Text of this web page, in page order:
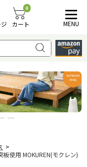
0
カート MENU
>
使用 MOKUREN(モクレン)